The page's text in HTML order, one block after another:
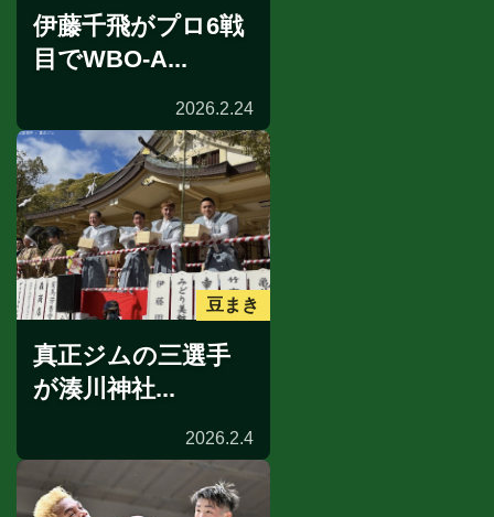
伊藤千飛がプロ6戦
目でWBO-A...
2026.2.24
豆まき
真正ジムの三選手
が湊川神社...
2026.2.4